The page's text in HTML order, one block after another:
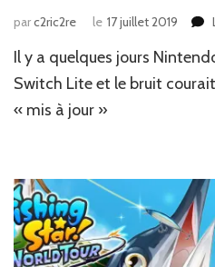
parc2ric2re le 17 juillet 2019
Il y a quelques jours
Switch Lite et le bruit
« mis à jour »